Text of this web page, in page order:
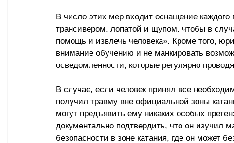
В число этих мер входит оснащение
трансивером, лопатой и щупом, чтобы в
помощь и извлечь человека». Кроме того,
внимание обучению и не манкировать
осведомленности, которые регулярно
В случае, если человек принял все
получил травму вне официальной зоны
могут предъявить ему никаких особых
документально подтвердить, что он изучил
безопасности в зоне катания, где он может